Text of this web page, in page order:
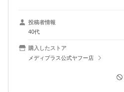
投稿者情報
40代
購入したストア
メディプラス公式ヤフー店